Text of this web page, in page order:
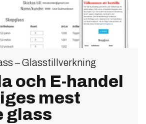
– Glasstillverkning
och E-handel
mest
glass